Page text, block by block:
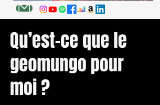
Qu’est-ce que le
geomungo pour
moi ?